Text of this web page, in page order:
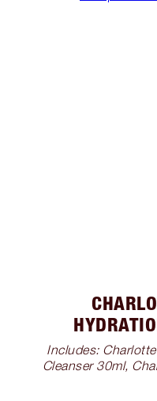
Includes:
Cleanser 30ml,